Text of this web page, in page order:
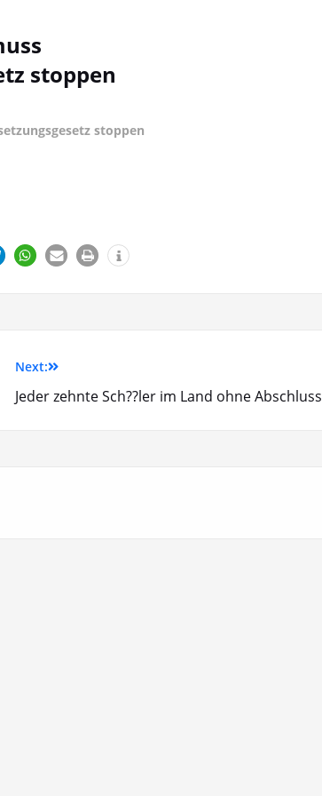
stoppen
stoppen
Next:
Jeder zehnte Sch??ler im Land ohne Abschluss